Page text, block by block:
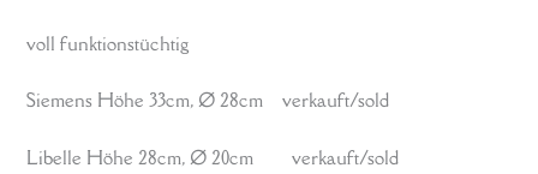
voll funktionstüchtig
Siemens Höhe 33cm, Ø 28cm verkauft/sold
Libelle Höhe 28cm, Ø 20cm verkauft/sold